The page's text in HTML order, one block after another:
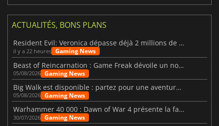
ACTUALITÉS, BONS PLANS
Resident Evil: Veronica dépasse déjà 2 millions de wishlists
il y a 22 heures Gaming News
Beast of Reincarnation : Game Freak dévoile un nouveau pari
05/08/2026 Gaming News
Big Walk est disponible : partez pour une aventure entre amis
05/08/2026 Gaming News
Warhammer 40 000 : Dawn of War 4 présente la faction des Nécrons
30/07/2026 Gaming News